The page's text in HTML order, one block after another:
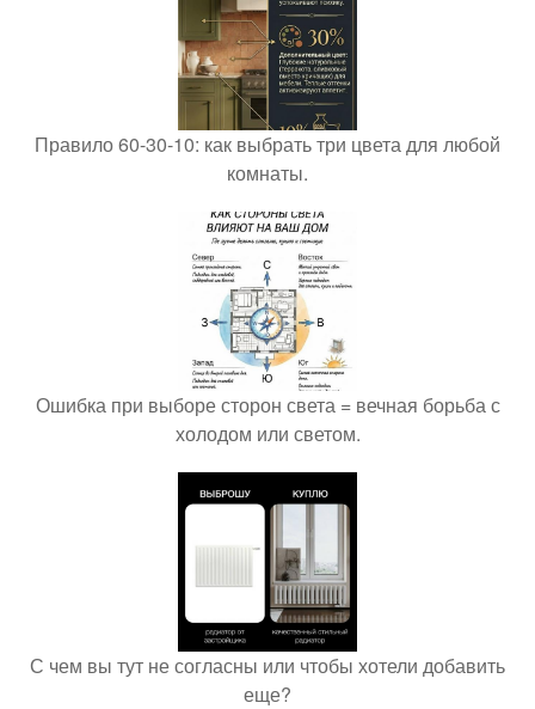
Правило 60-30-10: как выбрать три цвета для любой
комнаты.
Ошибка при выборе сторон света = вечная борьба с
холодом или светом.
С чем вы тут не согласны или чтобы хотели добавить
еще?